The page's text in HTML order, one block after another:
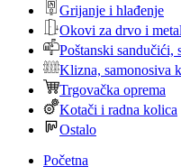
Grijanje i hlađenje
Okovi za drvo i metal
Poštanski
Klizna, samonosiva
Trgovačka oprema
Kotači i radna kolica
Ostalo
Početna